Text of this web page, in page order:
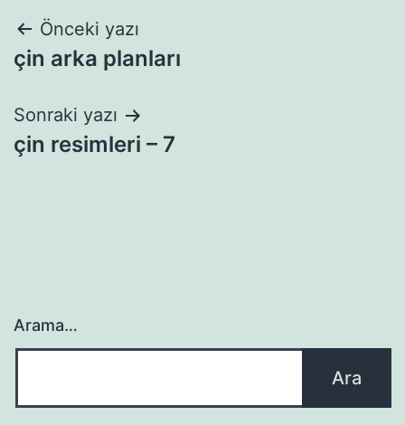
Yazı
gezinmesi
Önceki yazı
çin arka planları
Sonraki yazı
çin resimleri – 7
Arama…